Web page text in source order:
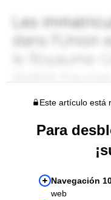
Este artículo está
Para
Navegación
web